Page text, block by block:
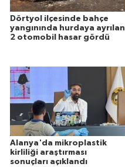
Dörtyol ilçesinde bahçe
yangınında hurdaya ayrılan
2 otomobil hasar gördü
Alanya'da mikroplastik
kirliliği araştırması
sonuçları açıklandı